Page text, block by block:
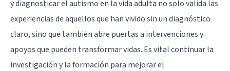
y diagnosticar el autismo en la vida adulta no solo valida las
experiencias de aquellos que han vivido sin un diagnóstico
claro, sino que también abre puertas a intervenciones y
apoyos que pueden transformar vidas. Es vital continuar la
investigación y la formación para mejorar el